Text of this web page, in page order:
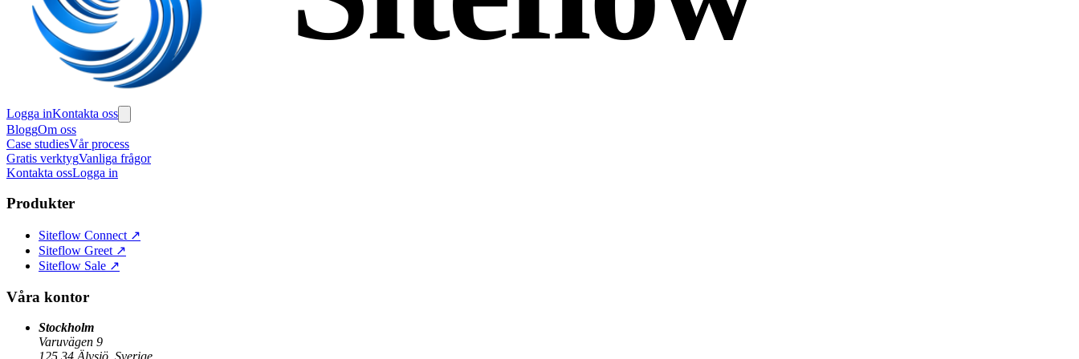
Logga inKontakta oss
BloggOm oss
Case studiesVår process
Gratis verktygVanliga frågor
Kontakta ossLogga in
Produkter
Siteflow Connect ↗
Siteflow Greet ↗
Siteflow Sale ↗
Våra kontor
Stockholm
Varuvägen 9